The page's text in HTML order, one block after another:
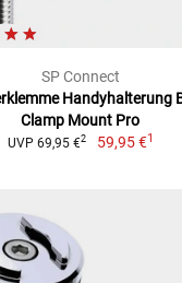
SP Connect
Handyhalterung
Clamp Mount Pro
UVP 69,95 €2 59,95 €1